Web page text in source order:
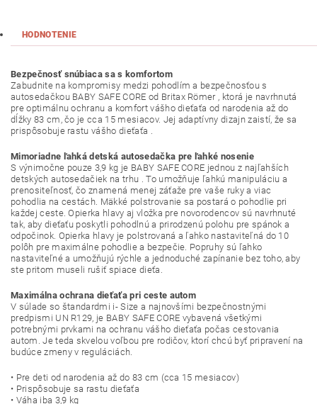
HODNOTENIE
Bezpečnosť snúbiaca sa s komfortom
Zabudnite na kompromisy medzi pohodlím a bezpečnosťou s
autosedačkou BABY SAFE CORE od Britax Römer , ktorá je navrhnutá
pre optimálnu ochranu a komfort vášho dieťaťa od narodenia až do
dĺžky 83 cm, čo je cca 15 mesiacov. Jej adaptívny dizajn zaistí, že sa
prispôsobuje rastu vášho dieťaťa .
Mimoriadne ľahká detská autosedačka pre ľahké nosenie
S výnimočne pouze 3,9 kg je BABY SAFE CORE jednou z najľahších
detských autosedačiek na trhu . To umožňuje ľahkú manipuláciu a
prenositeľnosť, čo znamená menej záťaže pre vaše ruky a viac
pohodlia na cestách. Mäkké polstrovanie sa postará o pohodlie pri
každej ceste. Opierka hlavy aj vložka pre novorodencov sú navrhnuté
tak, aby dieťaťu poskytli pohodlnú a prirodzenú polohu pre spánok a
odpočinok. Opierka hlavy je polstrovaná a ľahko nastaviteľná do 10
polôh pre maximálne pohodlie a bezpečie. Popruhy sú ľahko
nastaviteľné a umožňujú rýchle a jednoduché zapínanie bez toho, aby
ste pritom museli rušiť spiace dieťa.
Maximálna ochrana dieťaťa pri ceste autom
V súlade so štandardmi i- Size a najnovšími bezpečnostnými
predpismi UN R129, je BABY SAFE CORE vybavená všetkými
potrebnými prvkami na ochranu vášho dieťaťa počas cestovania
autom. Je teda skvelou voľbou pre rodičov, ktorí chcú byť pripravení na
budúce zmeny v reguláciách.
• Pre deti od narodenia až do 83 cm (cca 15 mesiacov)
• Prispôsobuje sa rastu dieťaťa
• Váha iba 3,9 kg